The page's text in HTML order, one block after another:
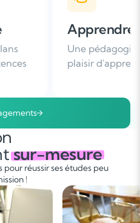
le
Plus de 96% de
nous
sur-mesure
pour réussir ses études peu
!